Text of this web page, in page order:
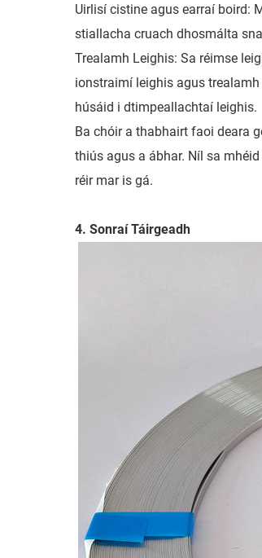
Uirlisí cistine agus earraí boird:
stiallacha cruach dhosmálta
Trealamh Leighis: Sa réimse
ionstraimí leighis agus
húsáid i dtimpeallachtaí leighis.
Ba chóir a thabhairt faoi deara
thiús agus a ábhar. Níl sa
réir mar is gá.
4. Sonraí Táirgeadh